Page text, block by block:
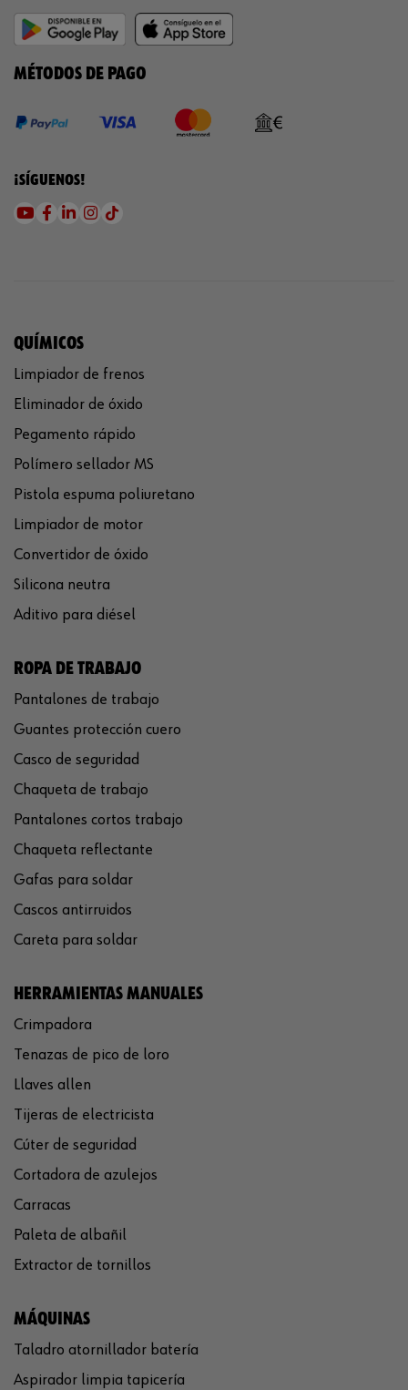
MÉTODOS DE PAGO
¡SÍGUENOS!
QUÍMICOS
Limpiador de frenos
Eliminador de óxido
Pegamento rápido
Polímero sellador MS
Pistola espuma poliuretano
Limpiador de motor
Convertidor de óxido
Silicona neutra
Aditivo para diésel
ROPA DE TRABAJO
Pantalones de trabajo
Guantes protección cuero
Casco de seguridad
Chaqueta de trabajo
Pantalones cortos trabajo
Chaqueta reflectante
Gafas para soldar
Cascos antirruidos
Careta para soldar
HERRAMIENTAS MANUALES
Crimpadora
Tenazas de pico de loro
Llaves allen
Tijeras de electricista
Cúter de seguridad
Cortadora de azulejos
Carracas
Paleta de albañil
Extractor de tornillos
MÁQUINAS
Taladro atornillador batería
Aspirador limpia tapicería